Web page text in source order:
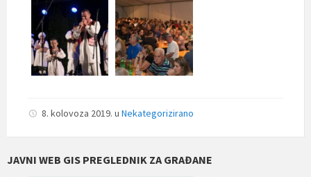
8. kolovoza 2019. u Nekategorizirano
JAVNI WEB GIS PREGLEDNIK ZA GRAĐANE